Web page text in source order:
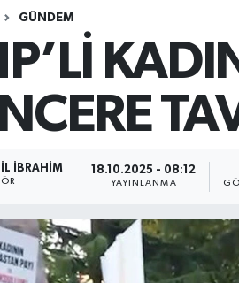
GÜNDEM
İBRAHİM 18.10.2025 - 08:12
YAYINLANMA
ve Fikstür